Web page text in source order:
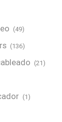
(49)
(136)
(21)
(1)